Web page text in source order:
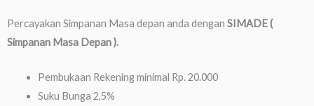
Percayakan Simpanan Masa depan anda dengan SIMADE (
Simpanan Masa Depan ).
Pembukaan Rekening minimal Rp. 20.000
Suku Bunga 2,5%